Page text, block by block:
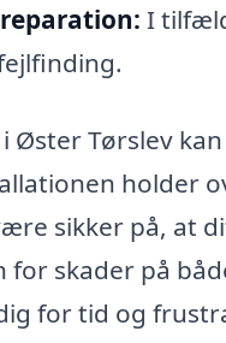
I
Øster Tørslev
holder
sikker på, at
skader på
for tid og